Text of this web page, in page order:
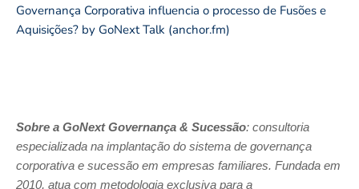
Governança Corporativa influencia o processo de Fusões e
Aquisições? by GoNext Talk (anchor.fm)
Sobre a GoNext Governança & Sucessão: consultoria
especializada na implantação do sistema de governança
corporativa e sucessão em empresas familiares. Fundada em
2010, atua com metodologia exclusiva para a